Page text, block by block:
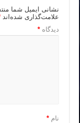
نشانی ایمیل شما
علامت‌گذاری شده‌اند
دیدگاه*
نام*